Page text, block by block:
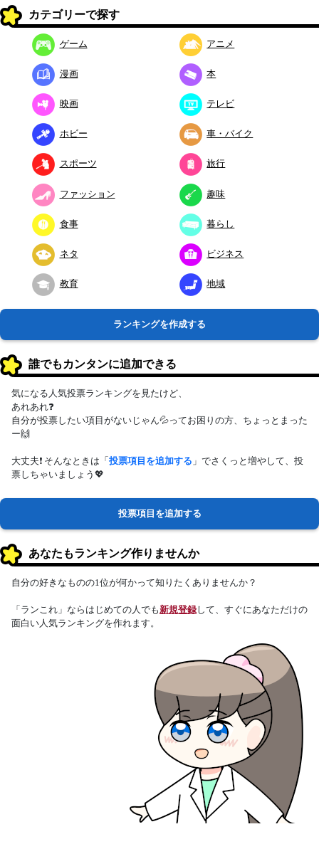
カテゴリーで探す
ゲーム アニメ
漫画 本
映画 テレビ
ホビー 車・バイク
スポーツ 旅行
ファッション 趣味
食事 暮らし
ネタ ビジネス
教育 地域
ランキングを作成する
誰でもカンタンに追加できる
気になる人気投票ランキングを見たけど、
あれあれ❓
自分が投票したい項目がないじゃん💦ってお困りの方、ちょっとまった
ー🙌
大丈夫❗ そんなときは「投票項目を追加する 」でさくっと増やして、投
票しちゃいましょう💖
投票項目を追加する
あなたもランキング作りませんか
自分の好きなものの1位が何かって知りたくありませんか？
「ランこれ」ならはじめての人でも新規登録して、すぐにあなただけの
面白い人気ランキングを作れます。